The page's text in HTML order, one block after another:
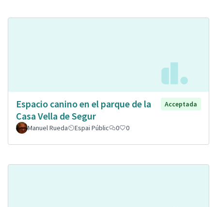
Espacio canino en el parque de la
Casa Vella de Segur
Acceptada
Manuel Rueda Espai Públic 0 0